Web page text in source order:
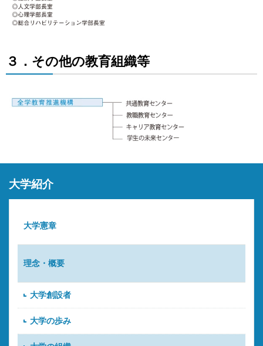
３．その他の教育組織等
大学紹介
大学憲章
理念・概要
大学創設者
大学の歩み